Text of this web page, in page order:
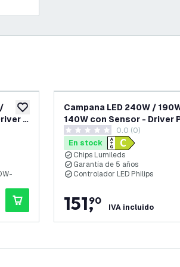
añadir a lista de deseos
-
-
Campana LED 240W /
140W con Sensor - Driver
120° - 175lm/W - 4000K -
Regulable - 5 años de
0 estrellas de puntuación
0.0 (0)
En stock
Chips Lumileds
Garantía de 5 años
Controlador LED Philips
151,
90
IVA incluido